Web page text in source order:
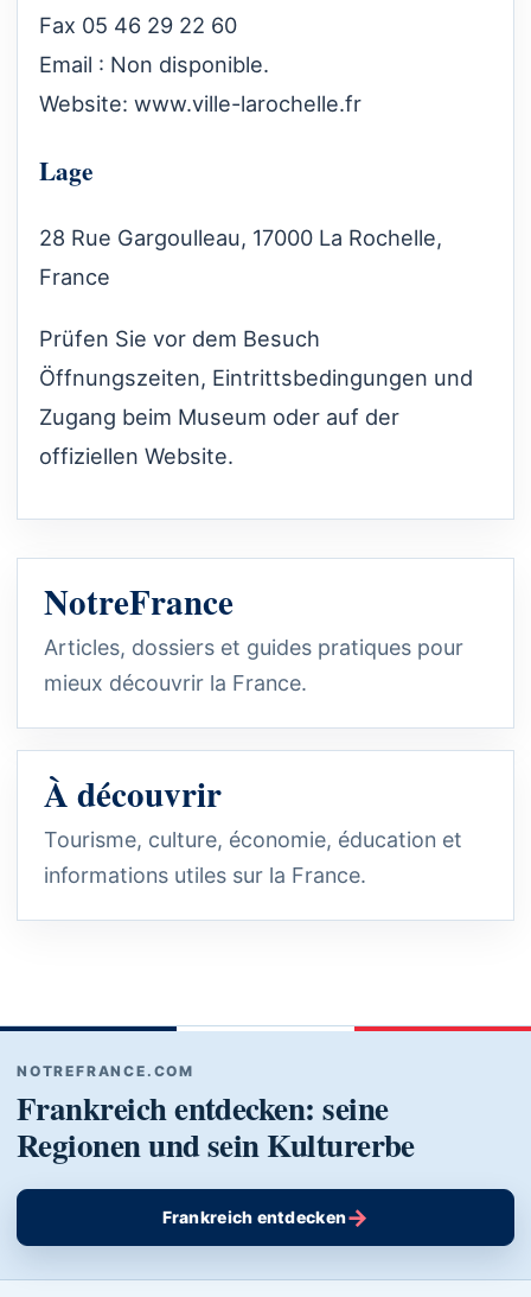
Fax 05 46 29 22 60
Email : Non disponible.
Website: www.ville-larochelle.fr
Lage
28 Rue Gargoulleau, 17000 La Rochelle,
France
Prüfen Sie vor dem Besuch
Öffnungszeiten, Eintrittsbedingungen und
Zugang beim Museum oder auf der
offiziellen Website.
NotreFrance
Articles, dossiers et guides pratiques pour
mieux découvrir la France.
À découvrir
Tourisme, culture, économie, éducation et
informations utiles sur la France.
NOTREFRANCE.COM
Frankreich entdecken: seine
Regionen und sein Kulturerbe
Frankreich entdecken→